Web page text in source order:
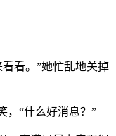
看。”她忙乱地关掉
，“什么好消息？”